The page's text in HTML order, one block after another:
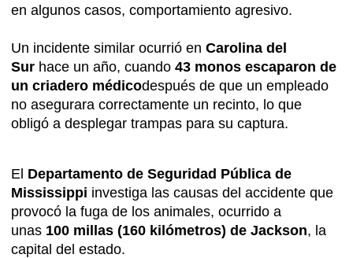
en algunos casos, comportamiento agresivo.
Un incidente similar ocurrió en Carolina del
Sur hace un año, cuando 43 monos escaparon de
un criadero médicodespués de que un empleado
no asegurara correctamente un recinto, lo que
obligó a desplegar trampas para su captura.
El Departamento de Seguridad Pública de
Mississippi investiga las causas del accidente que
provocó la fuga de los animales, ocurrido a
unas 100 millas (160 kilómetros) de Jackson, la
capital del estado.